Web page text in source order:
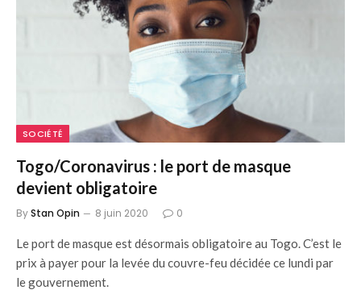
SOCIÉTÉ
Togo/Coronavirus : le port de masque
devient obligatoire
ByStan Opin 8 juin 2020 0
Le port de masque est désormais obligatoire au Togo. C’est le
prix à payer pour la levée du couvre-feu décidée ce lundi par
le gouvernement.